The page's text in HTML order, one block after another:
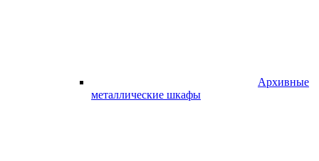
Архивные
металлические шкафы